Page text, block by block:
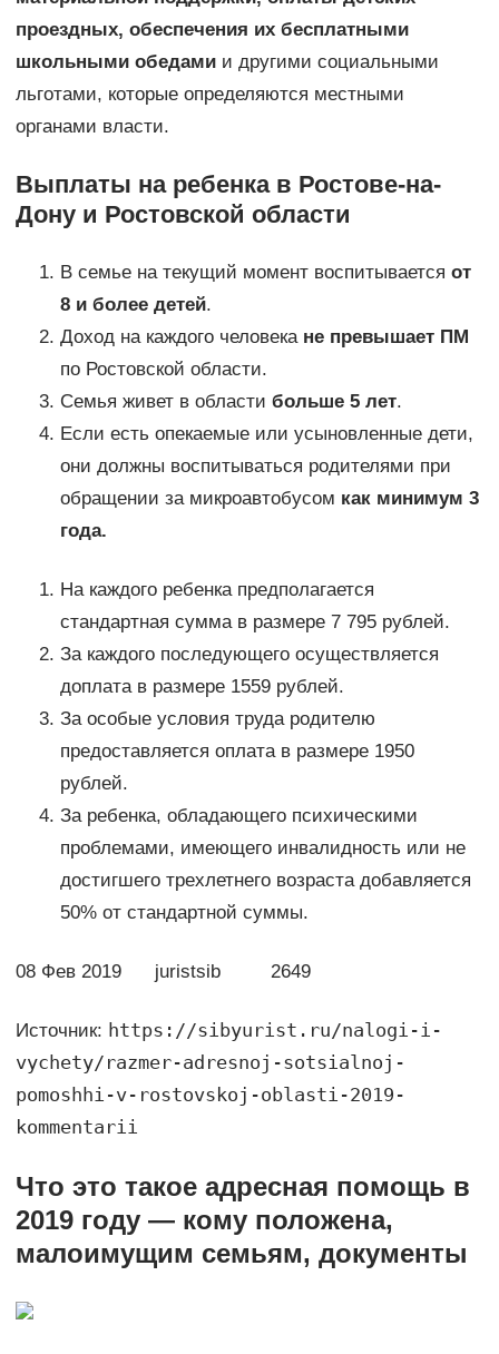
проездных, обеспечения их бесплатными
школьными обедамии другими социальными
льготами, которые определяются местными
органами власти.
Выплаты на ребенка в Ростове-на-
Дону и Ростовской области
В семье на текущий момент воспитывается от
8 и более детей.
Доход на каждого человека не превышает ПМ
по Ростовской области.
Семья живет в области больше 5 лет.
Если есть опекаемые или усыновленные дети,
они должны воспитываться родителями при
обращении за микроавтобусом как минимум 3
года.
На каждого ребенка предполагается
стандартная сумма в размере 7 795 рублей.
За каждого последующего осуществляется
доплата в размере 1559 рублей.
За особые условия труда родителю
предоставляется оплата в размере 1950
рублей.
За ребенка, обладающего психическими
проблемами, имеющего инвалидность или не
достигшего трехлетнего возраста добавляется
50% от стандартной суммы.
08 Фев 2019 juristsib 2649
Источник: https://sibyurist.ru/nalogi-i-
vychety/razmer-adresnoj-sotsialnoj-
pomoshhi-v-rostovskoj-oblasti-2019-
kommentarii
Что это такое адресная помощь в
2019 году — кому положена,
малоимущим семьям, документы